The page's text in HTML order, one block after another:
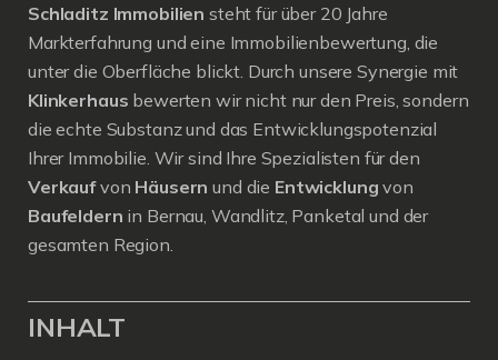
Schladitz Immobilien steht für über 20 Jahre
Markterfahrung und eine Immobilienbewertung, die
unter die Oberfläche blickt. Durch unsere Synergie mit
Klinkerhaus bewerten wir nicht nur den Preis, sondern
die echte Substanz und das Entwicklungspotenzial
Ihrer Immobilie. Wir sind Ihre Spezialisten für den
Verkaufvon Häusern und die Entwicklung von
Baufeldern in Bernau, Wandlitz, Panketal und der
gesamten Region.
INHALT